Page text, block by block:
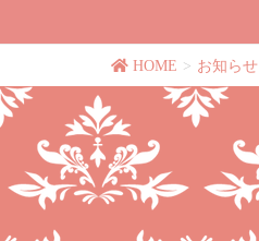
HOME お知らせ